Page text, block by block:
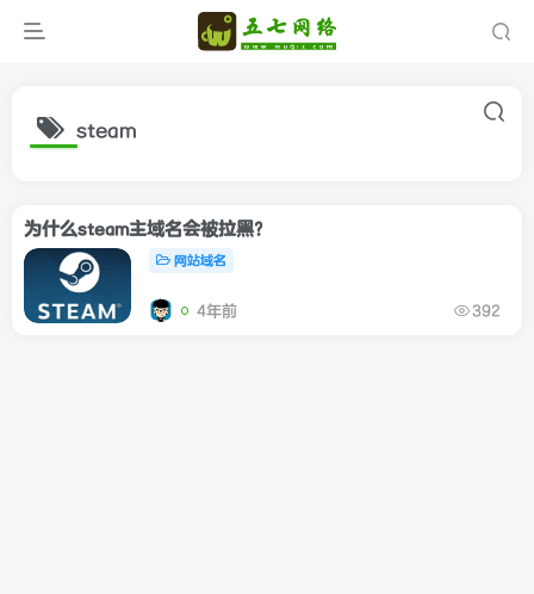
steam
为什么steam主域名会被拉黑？
网站域名
4年前 392